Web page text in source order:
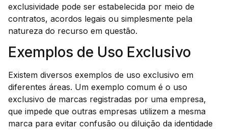
exclusividade pode ser estabelecida por meio de
contratos, acordos legais ou simplesmente pela
natureza do recurso em questão.
Exemplos de Uso Exclusivo
Existem diversos exemplos de uso exclusivo em
diferentes áreas. Um exemplo comum é o uso
exclusivo de marcas registradas por uma empresa,
que impede que outras empresas utilizem a mesma
marca para evitar confusão ou diluição da identidade